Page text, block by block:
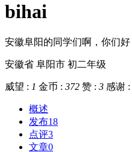
bihai
安徽阜阳的同学们啊，你们好
安徽省 阜阳市 初二年级
威望 : 1 金币 : 372 赞 : 3 感谢 :
概述
发布18
点评3
文章0